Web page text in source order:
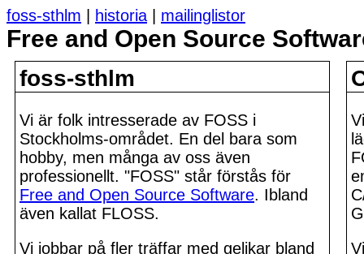
foss-sthlm historia mailinglistor
Free and Open Source
foss-sthlm
Vi är folk intresserade av FOSS i
Stockholms-området. En del bara som
hobby, men många av oss även
professionellt. "FOSS" står förstås för
Free and Open Source Software. Ibland
även kallat FLOSS.
Vi jobbar på fler träffar med gelikar bland